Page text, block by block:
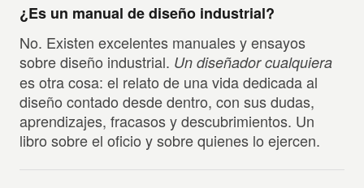
¿Es un manual de diseño industrial?
No. Existen excelentes manuales y ensayos
sobre diseño industrial. Un diseñador cualquiera
es otra cosa: el relato de una vida dedicada al
diseño contado desde dentro, con sus dudas,
aprendizajes, fracasos y descubrimientos. Un
libro sobre el oficio y sobre quienes lo ejercen.